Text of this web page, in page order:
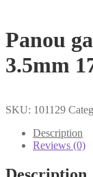
Panou
3.5mm
SKU: 101129
Description
Reviews (0)